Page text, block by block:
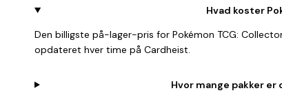
Hvad koster
Den billigste på-lager-pris for Pokémon TCG:
opdateret hver time på Cardheist.
Hvor mange pakker er